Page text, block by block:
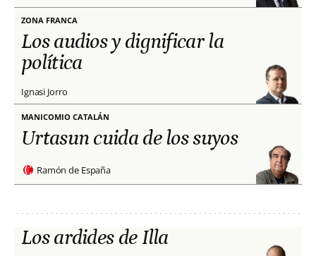
ZONA FRANCA
Los audios y dignificar la
política
Ignasi Jorro
MANICOMIO CATALÁN
Urtasun cuida de los suyos
Ramón de España
Los ardides de Illa